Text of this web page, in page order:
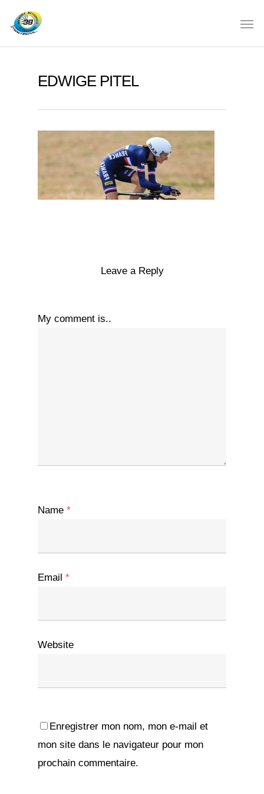
EDWIGE PITEL
Leave a Reply
My comment is..
Name *
Email *
Website
Enregistrer mon nom, mon e-mail et
mon site dans le navigateur pour mon
prochain commentaire.